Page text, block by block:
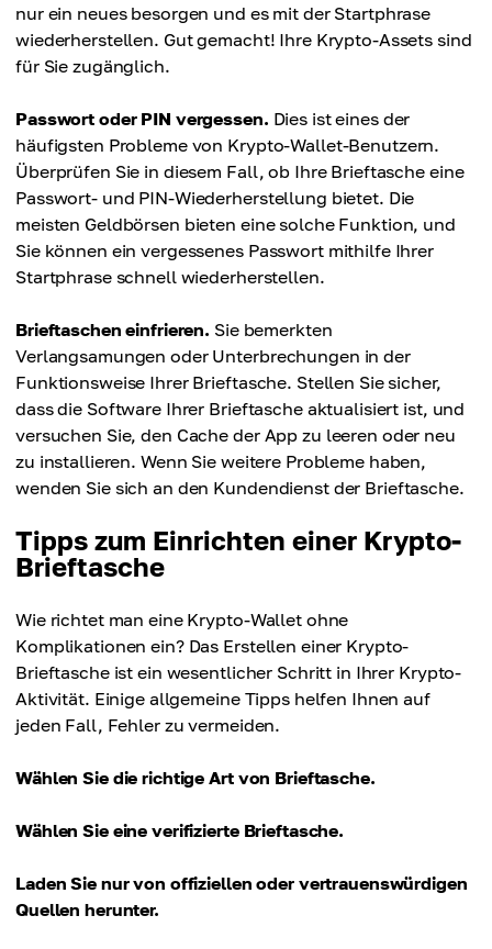
nur ein neues besorgen und es mit der Startphrase
wiederherstellen. Gut gemacht! Ihre Krypto-Assets sind
für Sie zugänglich.
Passwort oder PIN vergessen. Dies ist eines der
häufigsten Probleme von Krypto-Wallet-Benutzern.
Überprüfen Sie in diesem Fall, ob Ihre Brieftasche eine
Passwort- und PIN-Wiederherstellung bietet. Die
meisten Geldbörsen bieten eine solche Funktion, und
Sie können ein vergessenes Passwort mithilfe Ihrer
Startphrase schnell wiederherstellen.
Brieftaschen einfrieren. Sie bemerkten
Verlangsamungen oder Unterbrechungen in der
Funktionsweise Ihrer Brieftasche. Stellen Sie sicher,
dass die Software Ihrer Brieftasche aktualisiert ist, und
versuchen Sie, den Cache der App zu leeren oder neu
zu installieren. Wenn Sie weitere Probleme haben,
wenden Sie sich an den Kundendienst der Brieftasche.
Tipps zum Einrichten einer Krypto-
Brieftasche
Wie richtet man eine Krypto-Wallet ohne
Komplikationen ein? Das Erstellen einer Krypto-
Brieftasche ist ein wesentlicher Schritt in Ihrer Krypto-
Aktivität. Einige allgemeine Tipps helfen Ihnen auf
jeden Fall, Fehler zu vermeiden.
Wählen Sie die richtige Art von Brieftasche.
Wählen Sie eine verifizierte Brieftasche.
Laden Sie nur von offiziellen oder vertrauenswürdigen
Quellen herunter.